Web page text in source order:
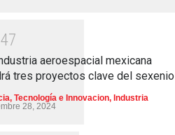
47
aeroespacial mexicana
tres proyectos clave del sexenio
Tecnología e Innovacion, Industria
28, 2024